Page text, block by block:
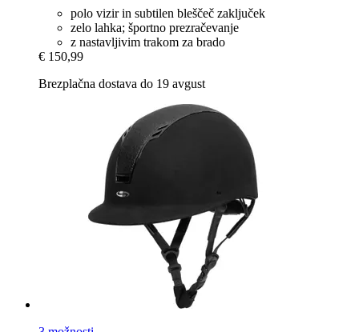
polo vizir in subtilen bleščeč zaključek
zelo lahka; športno prezračevanje
z nastavljivim trakom za brado
€ 150,99
Brezplačna dostava do 19 avgust